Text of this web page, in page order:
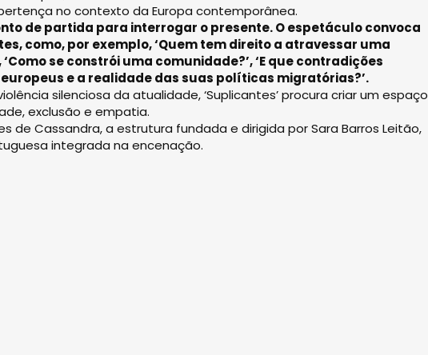
no contexto da Europa contemporânea.
de partida para interrogar o presente. O espetáculo convoca
como, por exemplo, ‘Quem tem direito a atravessar uma
se constrói uma comunidade?’, ‘E que contradições
e a realidade das suas políticas migratórias?’.
silenciosa da atualidade, ‘Suplicantes’ procura criar um espaço
exclusão e empatia.
de Cassandra, a estrutura fundada e dirigida por Sara Barros Leitão,
integrada na encenação.